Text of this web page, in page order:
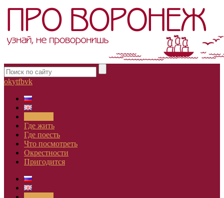
okytfbvk
Где жить
Где поесть
Что посмотреть
Окрестности
Пригодится